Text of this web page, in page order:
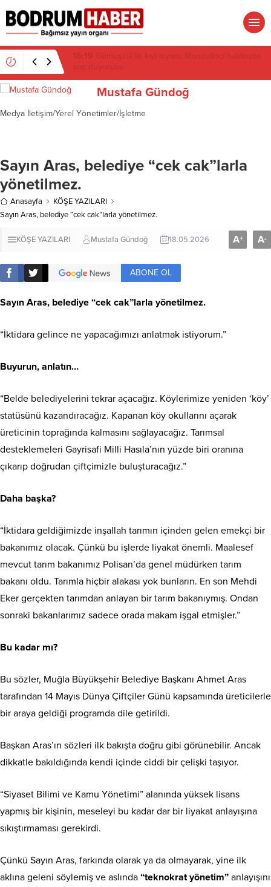
15:45 Bülent Eczacıbaşı Fen Lisesi’nde 4 yıl geçti,
hâlâ proje konuşuluyor
Mustafa Gündoğ
Medya İletişim/Yerel Yönetimler/İşletme
Sayın Aras, belediye “cek cak”larla
yönetilmez.
Anasayfa
KÖŞE YAZILARI
Sayın Aras, belediye “cek cak”larla yönetilmez.
KÖŞE YAZILARI Mustafa Gündoğ 18.05.2026 A+ A-
ABONE OL
Sayın Aras, belediye “cek cak”larla yönetilmez.
“İktidara gelince ne yapacağımızı anlatmak istiyorum.”
Buyurun, anlatın…
“Belde belediyelerini tekrar açacağız. Köylerimize yeniden ‘köy’
statüsünü kazandıracağız. Kapanan köy okullarını açarak
üreticinin toprağında kalmasını sağlayacağız. Tarımsal
desteklemeleri Gayrisafi Milli Hasıla’nın yüzde biri oranına
çıkarıp doğrudan çiftçimizle buluşturacağız.”
Daha başka?
“İktidara geldiğimizde inşallah tarımın içinden gelen emekçi bir
bakanımız olacak. Çünkü bu işlerde liyakat önemli. Maalesef
mevcut tarım bakanımız Polisan’da genel müdürken tarım
bakanı oldu. Tarımla hiçbir alakası yok bunların. En son Mehdi
Eker gerçekten tarımdan anlayan bir tarım bakanıymış. Ondan
sonraki bakanlarımız sadece orada makam işgal etmişler.”
Bu kadar mı?
Bu sözler, Muğla Büyükşehir Belediye Başkanı Ahmet Aras
tarafından 14 Mayıs Dünya Çiftçiler Günü kapsamında üreticilerle
bir araya geldiği programda dile getirildi.
Başkan Aras’ın sözleri ilk bakışta doğru gibi görünebilir. Ancak
dikkatle bakıldığında kendi içinde ciddi bir çelişki taşıyor.
“Siyaset Bilimi ve Kamu Yönetimi” alanında yüksek lisans
yapmış bir kişinin, meseleyi bu kadar dar bir liyakat anlayışına
sıkıştırmaması gerekirdi.
Çünkü Sayın Aras, farkında olarak ya da olmayarak, yine ilk
aklına geleni söylemiş ve aslında “teknokrat yönetim” anlayışını